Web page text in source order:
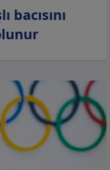
bacısını